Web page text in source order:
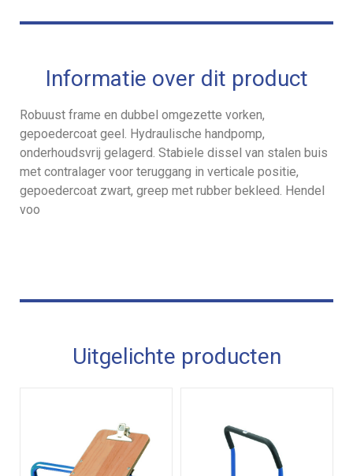
Informatie over dit product
Robuust frame en dubbel omgezette vorken,
gepoedercoat geel. Hydraulische handpomp,
onderhoudsvrij gelagerd. Stabiele dissel van stalen buis
met contralager voor teruggang in verticale positie,
gepoedercoat zwart, greep met rubber bekleed. Hendel
voo
Uitgelichte producten